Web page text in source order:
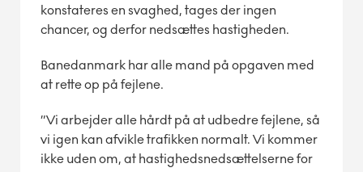
konstateres en svaghed, tages der ingen
chancer, og derfor nedsættes hastigheden.
Banedanmark har alle mand på opgaven med
at rette op på fejlene.
”Vi arbejder alle hårdt på at udbedre fejlene, så
vi igen kan afvikle trafikken normalt. Vi kommer
ikke uden om, at hastighedsnedsættelserne for